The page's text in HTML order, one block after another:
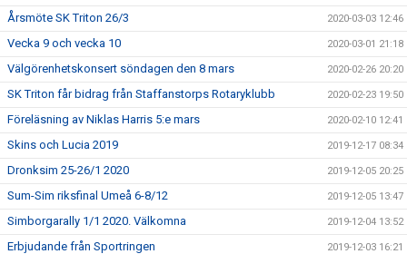
Årsmöte SK Triton 26/3 2020-03-03 12:46
Vecka 9 och vecka 10 2020-03-01 21:18
Välgörenhetskonsert söndagen den 8 mars 2020-02-26 20:20
SK Triton får bidrag från Staffanstorps Rotaryklubb 2020-02-23 19:50
Föreläsning av Niklas Harris 5:e mars 2020-02-10 12:41
Skins och Lucia 2019 2019-12-17 08:34
Dronksim 25-26/1 2020 2019-12-05 20:25
Sum-Sim riksfinal Umeå 6-8/12 2019-12-05 13:47
Simborgarally 1/1 2020. Välkomna 2019-12-04 13:52
Erbjudande från Sportringen 2019-12-03 16:21